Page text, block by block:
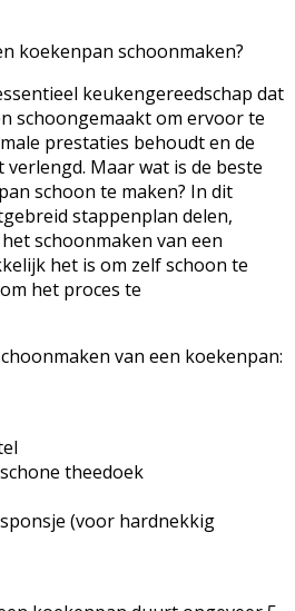
koekenpan schoonmaken?
keukengereedschap dat
schoongemaakt om ervoor te
prestaties behoudt en de
Maar wat is de beste
schoon te maken? In dit
stappenplan delen,
schoonmaken van een
het is om zelf schoon te
het proces te
van een koekenpan:
theedoek
(voor hardnekkig